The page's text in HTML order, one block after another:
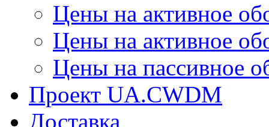
Цены на активное
Цены на активное
Цены на пассивное
Проект UA.CWDM
Доставка